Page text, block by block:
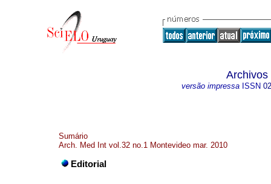
Archivos
versão impressa ISSN
Sumário
Arch. Med Int vol.32 no.1 Montevideo mar. 2010
Editorial